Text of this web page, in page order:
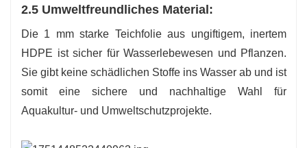
2.5 Umweltfreundliches Material:
Die 1 mm starke Teichfolie aus ungiftigem, inertem
HDPE ist sicher für Wasserlebewesen und Pflanzen.
Sie gibt keine schädlichen Stoffe ins Wasser ab und ist
somit eine sichere und nachhaltige Wahl für
Aquakultur- und Umweltschutzprojekte.